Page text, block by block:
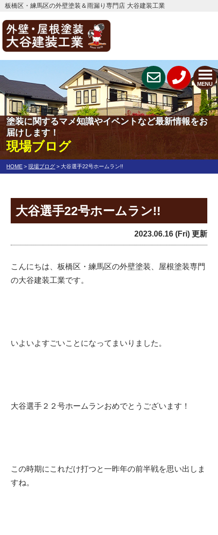
板橋区・練馬区の外壁塗装＆雨漏り専門店 大谷建装工業
MENU
塗装に関するマメ知識やイベントなど最新情報をお
届けします！
現場ブログ
HOME >現場ブログ >大谷選手22号ホームラン!!
大谷選手22号ホームラン!!
2023.06.16 (Fri) 更新
こんにちは、板橋区・練馬区の外壁塗装、屋根塗装専門
の大谷建装工業です。
いよいよすごいことになってまいりました。
大谷選手２２号ホームランおめでとうございます！
この時期にこれだけ打つと一昨年の前半戦を思い出しま
すね。